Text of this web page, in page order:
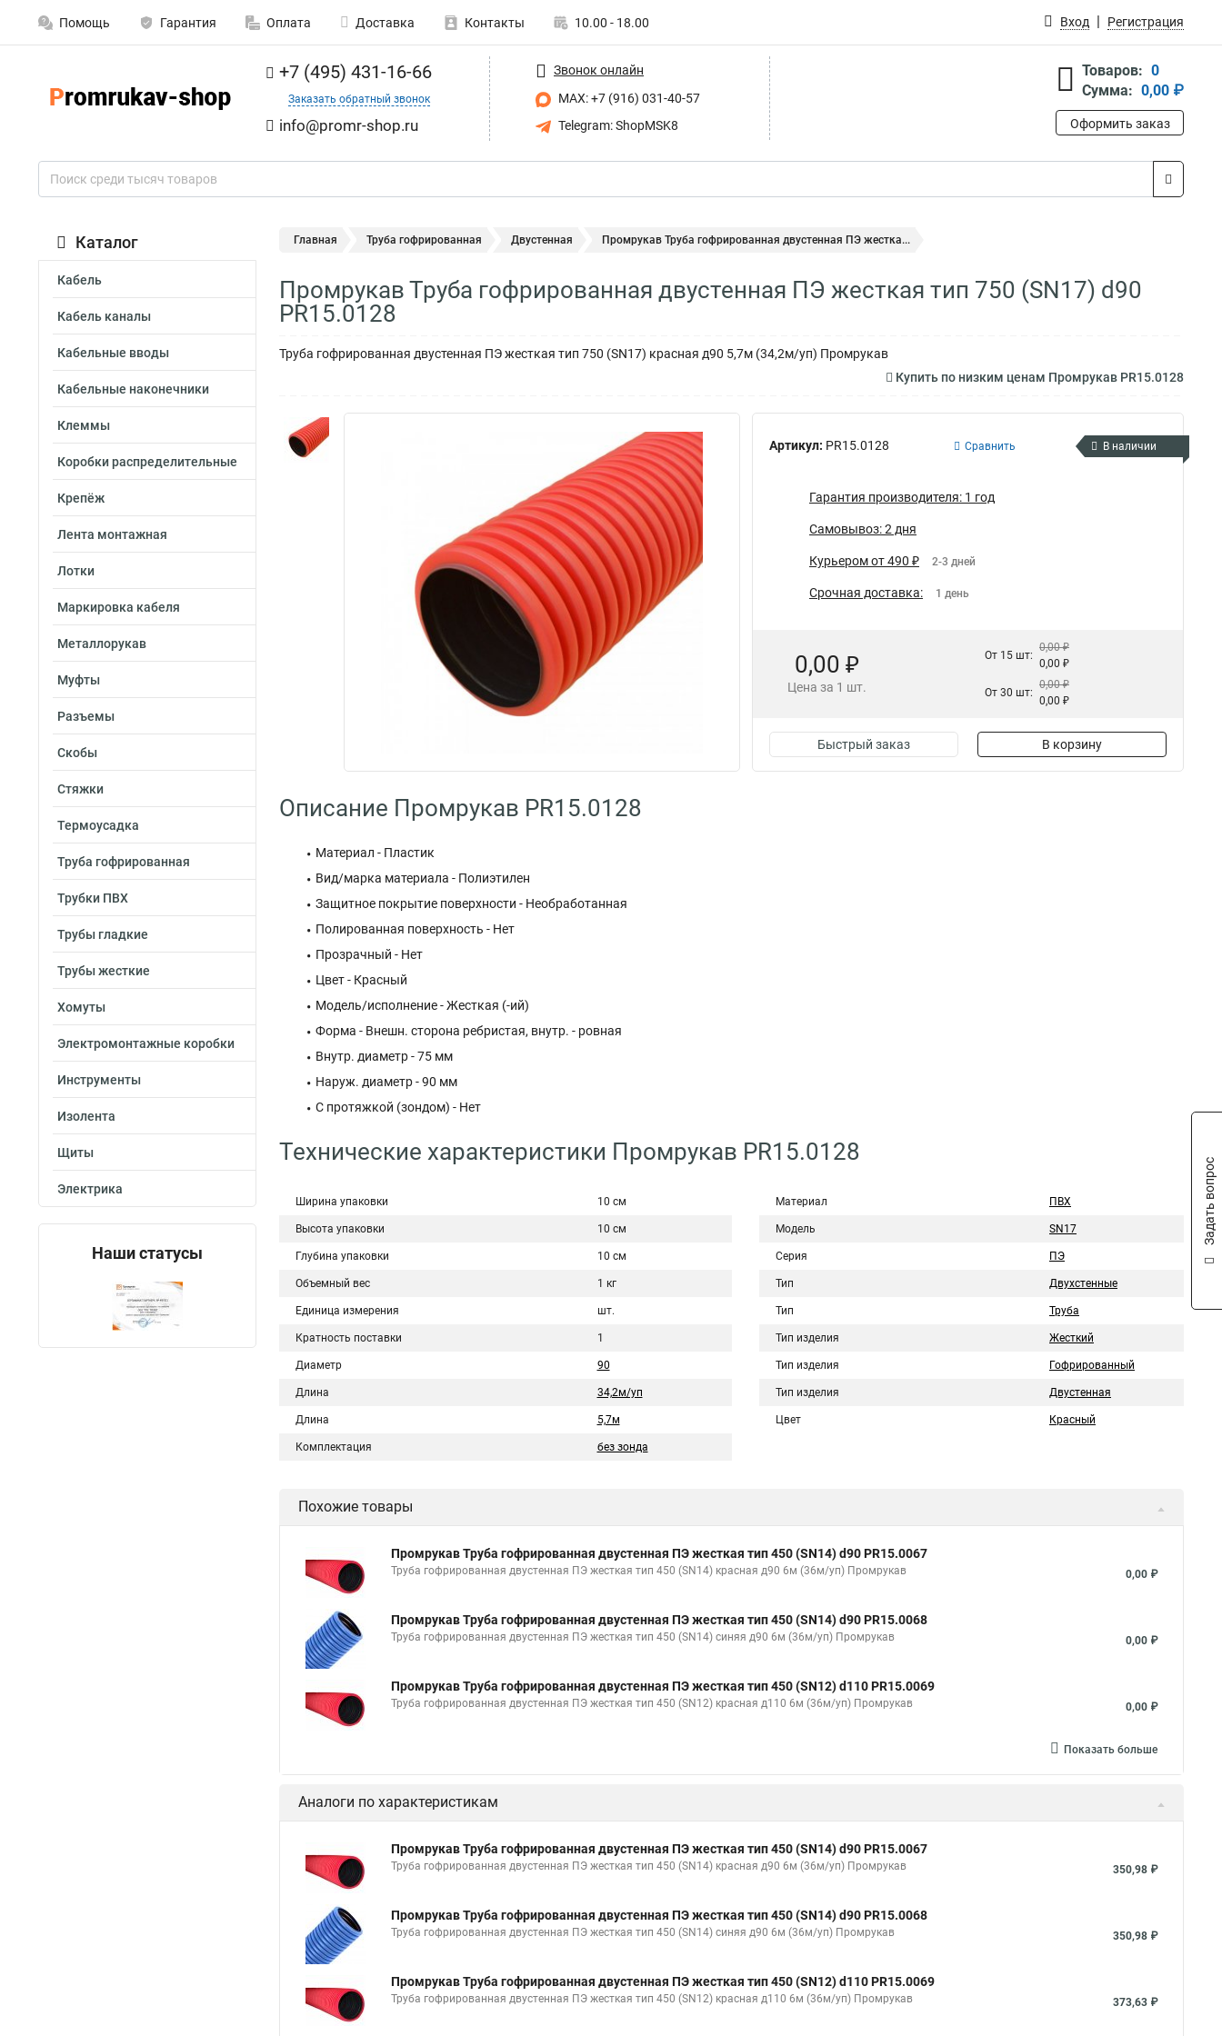
Помощь Гарантия Оплата Доставка Контакты 10.00 - 18.00 Вход Регистрация
+7 (495) 431-16-66
Заказать обратный звонок
info@promr-shop.ru
Звонок онлайн
MAX: +7 (916) 031-40-57
Telegram: ShopMSK8
Товаров: 0
Сумма: 0,00 ₽
Оформить заказ
Каталог
Кабель
Кабель каналы
Кабельные вводы
Кабельные наконечники
Клеммы
Коробки распределительные
Крепёж
Лента монтажная
Лотки
Маркировка кабеля
Металлорукав
Муфты
Разъемы
Скобы
Стяжки
Термоусадка
Труба гофрированная
Трубки ПВХ
Трубы гладкие
Трубы жесткие
Хомуты
Электромонтажные коробки
Инструменты
Изолента
Щиты
Электрика
Наши статусы
Главная Труба гофрированная Двустенная Промрукав Труба гофрированная двустенная ПЭ жестка...
Промрукав Труба гофрированная двустенная ПЭ жесткая тип 750 (SN17) d90
PR15.0128
Труба гофрированная двустенная ПЭ жесткая тип 750 (SN17) красная д90 5,7м (34,2м/уп) Промрукав
Купить по низким ценам Промрукав PR15.0128
Артикул: PR15.0128 Сравнить В наличии
Гарантия производителя: 1 год
Самовывоз: 2 дня
Курьером от 490 ₽ 2-3 дней
Срочная доставка: 1 день
0,00 ₽
Цена за 1 шт.
От 15 шт:
0,00 ₽
0,00 ₽
От 30 шт:
0,00 ₽
0,00 ₽
Быстрый заказ В корзину
Описание Промрукав PR15.0128
Материал - Пластик
Вид/марка материала - Полиэтилен
Защитное покрытие поверхности - Необработанная
Полированная поверхность - Нет
Прозрачный - Нет
Цвет - Красный
Модель/исполнение - Жесткая (-ий)
Форма - Внешн. сторона ребристая, внутр. - ровная
Внутр. диаметр - 75 мм
Наруж. диаметр - 90 мм
С протяжкой (зондом) - Нет
Технические характеристики Промрукав PR15.0128
Ширина упаковки 10 см
Высота упаковки 10 см
Глубина упаковки 10 см
Объемный вес 1 кг
Единица измерения шт.
Кратность поставки 1
Диаметр 90
Длина 34,2м/уп
Длина 5,7м
Комплектация без зонда
Материал ПВХ
Модель SN17
Серия ПЭ
Тип Двухстенные
Тип Труба
Тип изделия Жесткий
Тип изделия Гофрированный
Тип изделия Двустенная
Цвет Красный
Похожие товары
Промрукав Труба гофрированная двустенная ПЭ жесткая тип 450 (SN14) d90 PR15.0067
Труба гофрированная двустенная ПЭ жесткая тип 450 (SN14) красная д90 6м (36м/уп) Промрукав 0,00 ₽
Промрукав Труба гофрированная двустенная ПЭ жесткая тип 450 (SN14) d90 PR15.0068
Труба гофрированная двустенная ПЭ жесткая тип 450 (SN14) синяя д90 6м (36м/уп) Промрукав 0,00 ₽
Промрукав Труба гофрированная двустенная ПЭ жесткая тип 450 (SN12) d110 PR15.0069
Труба гофрированная двустенная ПЭ жесткая тип 450 (SN12) красная д110 6м (36м/уп) Промрукав 0,00 ₽
Показать больше
Аналоги по характеристикам
Промрукав Труба гофрированная двустенная ПЭ жесткая тип 450 (SN14) d90 PR15.0067
Труба гофрированная двустенная ПЭ жесткая тип 450 (SN14) красная д90 6м (36м/уп) Промрукав 350,98 ₽
Промрукав Труба гофрированная двустенная ПЭ жесткая тип 450 (SN14) d90 PR15.0068
Труба гофрированная двустенная ПЭ жесткая тип 450 (SN14) синяя д90 6м (36м/уп) Промрукав 350,98 ₽
Промрукав Труба гофрированная двустенная ПЭ жесткая тип 450 (SN12) d110 PR15.0069
Труба гофрированная двустенная ПЭ жесткая тип 450 (SN12) красная д110 6м (36м/уп) Промрукав 373,63 ₽
Задать вопрос